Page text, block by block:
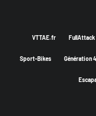
VTTAE.fr FullAttack
Sport-Bikes Génération